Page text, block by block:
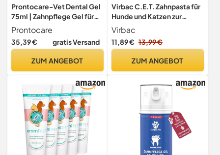
Prontocare-Vet Dental Gel
75ml | Zahnpflege Gel für
Hunde & Katzen I Effektive
Hundezahnpasta für
Maulhygiene I Bekämpft
sorgt für optimale Balance
Prontocare
35,39 € gratis Versand
ZUM ANGEBOT
Virbac C.E.T. Zahnpasta für
Hunde und Katzen zur
verbesserten Zahnpflege -
70 g
Virbac
11,89 € 13,99 €
ZUM ANGEBOT